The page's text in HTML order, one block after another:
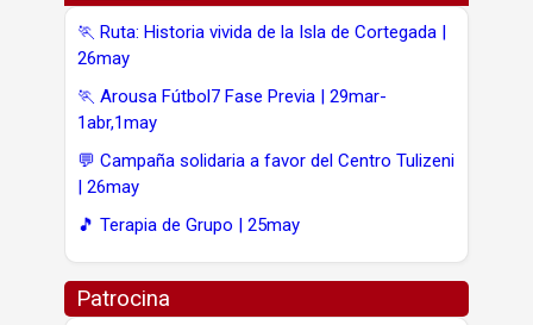
🏃 Ruta: Historia vivida de la Isla de Cortegada |
26may
🏃 Arousa Fútbol7 Fase Previa | 29mar-
1abr,1may
💬 Campaña solidaria a favor del Centro Tulizeni
| 26may
🎵 Terapia de Grupo | 25may
Patrocina